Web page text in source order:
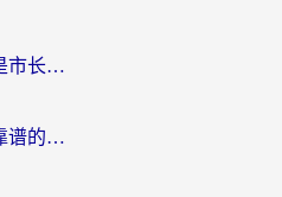
意大利怎么玩模拟城市我是市长？海外党国服游戏加速终极攻略（附三国3量子特攻解决办法）
人在海外，如何选择一款靠谱的玩剑灵2加速器？